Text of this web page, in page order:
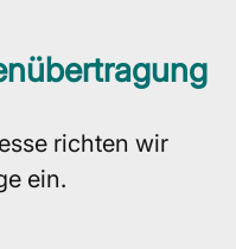
richten wir
ein.